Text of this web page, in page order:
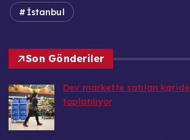
İstanbul
Son Gönderiler
Dev markette satılan
toplatılıyor